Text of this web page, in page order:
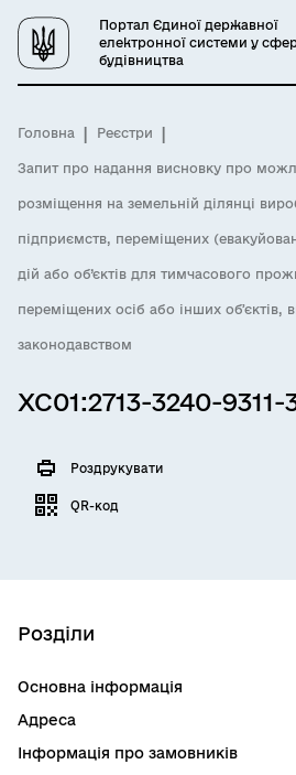
Портал Єдиної державної
електронної системи у
будівництва
Головна Реєстри
Запит про надання висновку про
розміщення на земельній ділянці
підприємств, переміщених
дій або об’єктів для тимчасового
переміщених осіб або інших обʼєктів,
законодавством
XC01:2713-3240-9311-
Роздрукувати
QR-код
Розділи
Основна інформація
Адреса
Інформація про замовників